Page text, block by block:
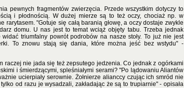
pewnych fragmentów zwierzęcia. Przede wszystkim dotyczy to
i płodnością. W dużej mierze są to też oczy, chociaż np. w
rarytasem. "Gotuje się całą baranią głowę, a oczy dostaje zwykle
domu. U nas jest to temat wciąż objęty tabu. Trzeba jednak
triumfalny powrót podrobów na nasze stoły. To już nie jest
To znowu stają się dania, które można jeść bez wstydu" -
raczej nie jada się też zepsutego jedzenia. Co jednak z ogórkami
i śmierdzącymi, spleśniałymi serami? "Po lądowaniu Aliantów
ucierpiały serownie. Żołnierze alianccy czując ich smród nie
od razu je wysadzali, zakładając że są to trupiarnie" - opisała